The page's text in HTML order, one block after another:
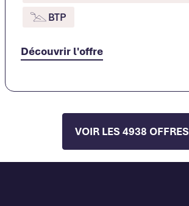
BTP
Découvrir l'offre
VOIR LES 4938 OFFRES